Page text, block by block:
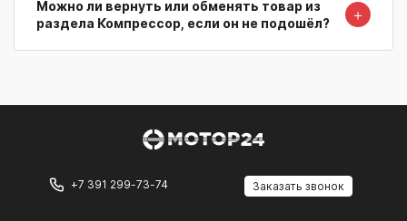
Можно ли вернуть или обменять товар из
раздела Компрессор, если он не подошёл?
＋
+7 391 299-73-74 Заказать звонок